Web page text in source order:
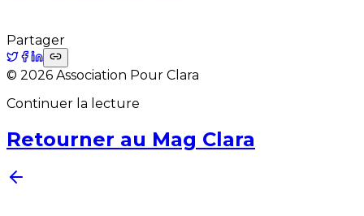
Partager
© 2026 Association Pour Clara
Continuer la lecture
Retourner au Mag Clara